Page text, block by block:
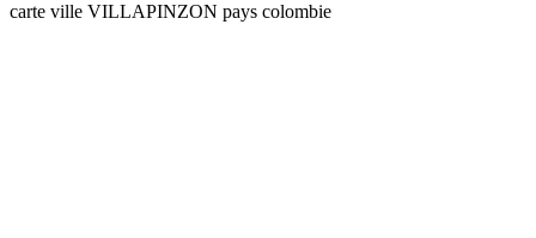
carte ville VILLAPINZON pays colombie